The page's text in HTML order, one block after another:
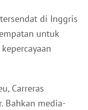
di Inggris
untuk
Carreras
Bahkan media-